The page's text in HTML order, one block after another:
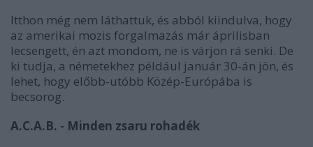
Itthon még nem láthattuk, és abból kiindulva, hogy
az amerikai mozis forgalmazás már áprilisban
lecsengett, én azt mondom, ne is várjon rá senki. De
ki tudja, a németekhez például január 30-án jön, és
lehet, hogy előbb-utóbb Közép-Európába is
becsorog.
A.C.A.B. - Minden zsaru rohadék